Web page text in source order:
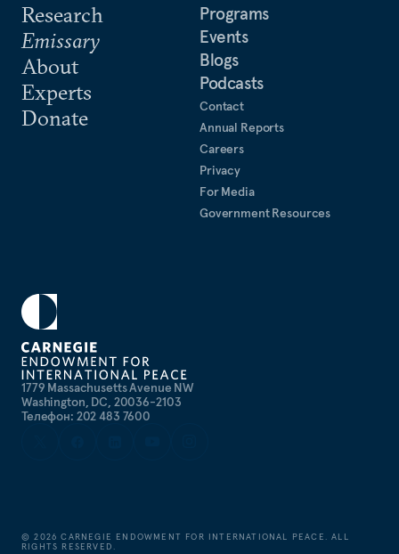
1779 Massachusetts Avenue NW
Washington, DC, 20036-2103
Телефон: 202 483 7600
Research
Emissary
About
Experts
Donate
Programs
Events
Blogs
Podcasts
Contact
Annual Reports
Careers
Privacy
For Media
Government Resources
©2026 CARNEGIE ENDOWMENT FOR INTERNATIONAL PEACE. ALL
RIGHTS RESERVED.